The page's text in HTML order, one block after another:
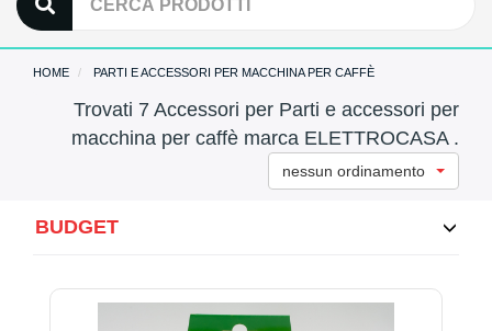
HOME PARTI E ACCESSORI PER MACCHINA PER CAFFÈ
Trovati 7 Accessori per Parti e accessori per
macchina per caffè marca ELETTROCASA .
nessun ordinamento
BUDGET